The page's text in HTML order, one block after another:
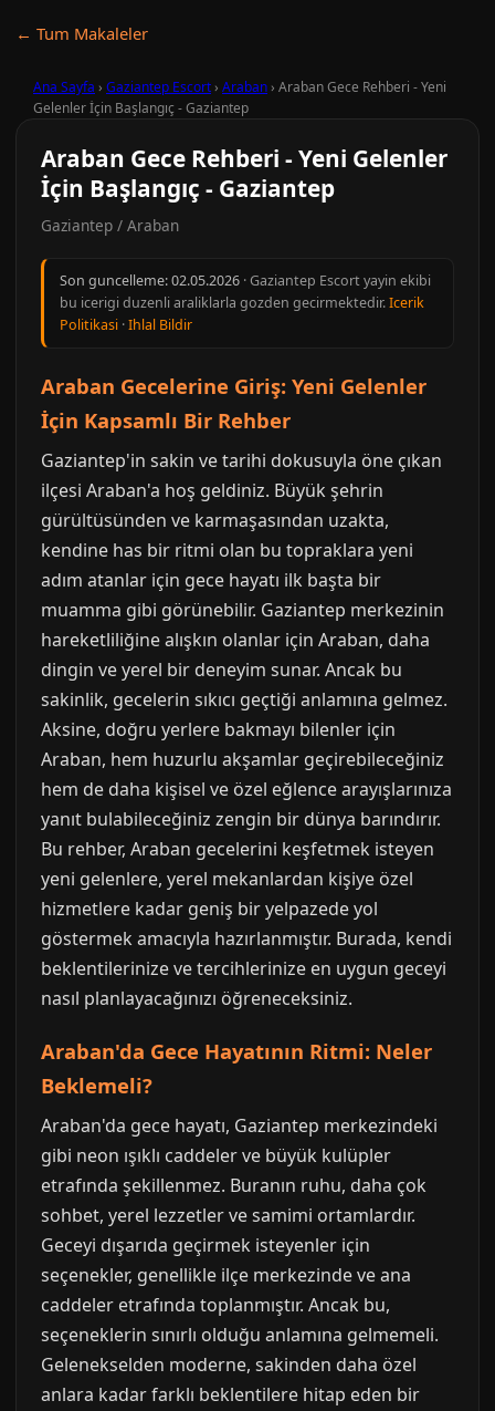
← Tum Makaleler
Ana Sayfa › Gaziantep Escort› Araban› Araban Gece Rehberi - Yeni
Gelenler İçin Başlangıç - Gaziantep
Araban Gece Rehberi - Yeni Gelenler
İçin Başlangıç - Gaziantep
Gaziantep / Araban
Son guncelleme:02.05.2026 · Gaziantep Escort yayin ekibi
bu icerigi duzenli araliklarla gozden gecirmektedir.Icerik
Politikasi ·Ihlal Bildir
Araban Gecelerine Giriş: Yeni Gelenler
İçin Kapsamlı Bir Rehber
Gaziantep'in sakin ve tarihi dokusuyla öne çıkan
ilçesi Araban'a hoş geldiniz. Büyük şehrin
gürültüsünden ve karmaşasından uzakta,
kendine has bir ritmi olan bu topraklara yeni
adım atanlar için gece hayatı ilk başta bir
muamma gibi görünebilir. Gaziantep merkezinin
hareketliliğine alışkın olanlar için Araban, daha
dingin ve yerel bir deneyim sunar. Ancak bu
sakinlik, gecelerin sıkıcı geçtiği anlamına gelmez.
Aksine, doğru yerlere bakmayı bilenler için
Araban, hem huzurlu akşamlar geçirebileceğiniz
hem de daha kişisel ve özel eğlence arayışlarınıza
yanıt bulabileceğiniz zengin bir dünya barındırır.
Bu rehber, Araban gecelerini keşfetmek isteyen
yeni gelenlere, yerel mekanlardan kişiye özel
hizmetlere kadar geniş bir yelpazede yol
göstermek amacıyla hazırlanmıştır. Burada, kendi
beklentilerinize ve tercihlerinize en uygun geceyi
nasıl planlayacağınızı öğreneceksiniz.
Araban'da Gece Hayatının Ritmi: Neler
Beklemeli?
Araban'da gece hayatı, Gaziantep merkezindeki
gibi neon ışıklı caddeler ve büyük kulüpler
etrafında şekillenmez. Buranın ruhu, daha çok
sohbet, yerel lezzetler ve samimi ortamlardır.
Geceyi dışarıda geçirmek isteyenler için
seçenekler, genellikle ilçe merkezinde ve ana
caddeler etrafında toplanmıştır. Ancak bu,
seçeneklerin sınırlı olduğu anlamına gelmemeli.
Gelenekselden moderne, sakinden daha özel
anlara kadar farklı beklentilere hitap eden bir